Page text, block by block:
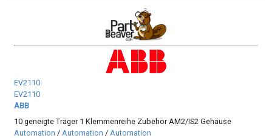
EV2110
EV2110
ABB
10 geneigte Träger 1 Klemmenreihe Zubehör AM2/IS2 Gehäuse
Automation / Automation / Automation